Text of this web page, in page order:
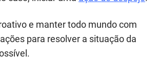
e manter todo mundo com
para resolver a situação da